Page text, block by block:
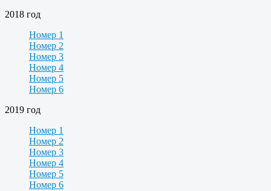
2018 год
Номер 1
Номер 2
Номер 3
Номер 4
Номер 5
Номер 6
2019 год
Номер 1
Номер 2
Номер 3
Номер 4
Номер 5
Номер 6